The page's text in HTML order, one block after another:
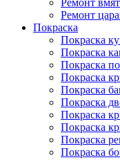
Ремонт
Ремонт
Покраска
Покраска
Покраска
Покраска
Покраска
Покраска
Покраска
Покраска
Покраска
Покраска
Покраска